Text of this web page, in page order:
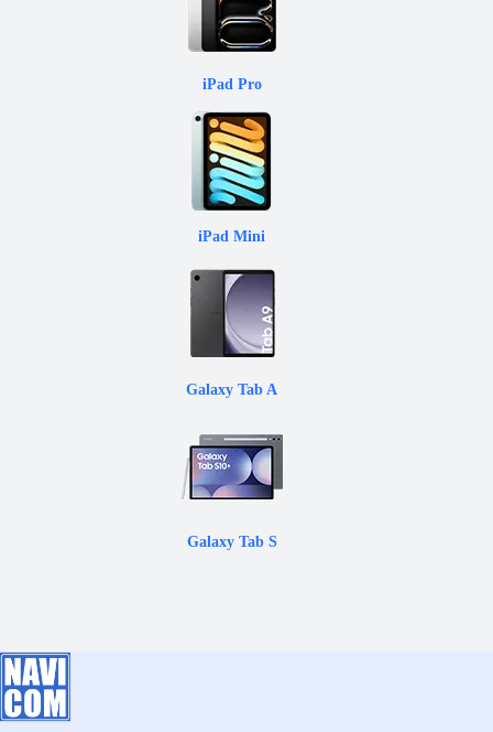
iPad Pro
iPad Mini
Galaxy Tab A
Galaxy Tab S